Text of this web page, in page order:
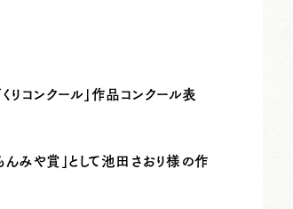
コンクール」作品コンクール表
みや賞」として池田さおり様の作